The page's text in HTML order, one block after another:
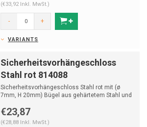
(€33,92 Inkl. MwSt.)
- +
VARIANTS
Sicherheitsvorhängeschloss
Stahl rot 814088
Sicherheitsvorhängeschloss Stahl rot mit (ø
7mm, H 20mm) Bügel aus gehärtetem Stahl und
€23,87
(€28,88 Inkl. MwSt.)